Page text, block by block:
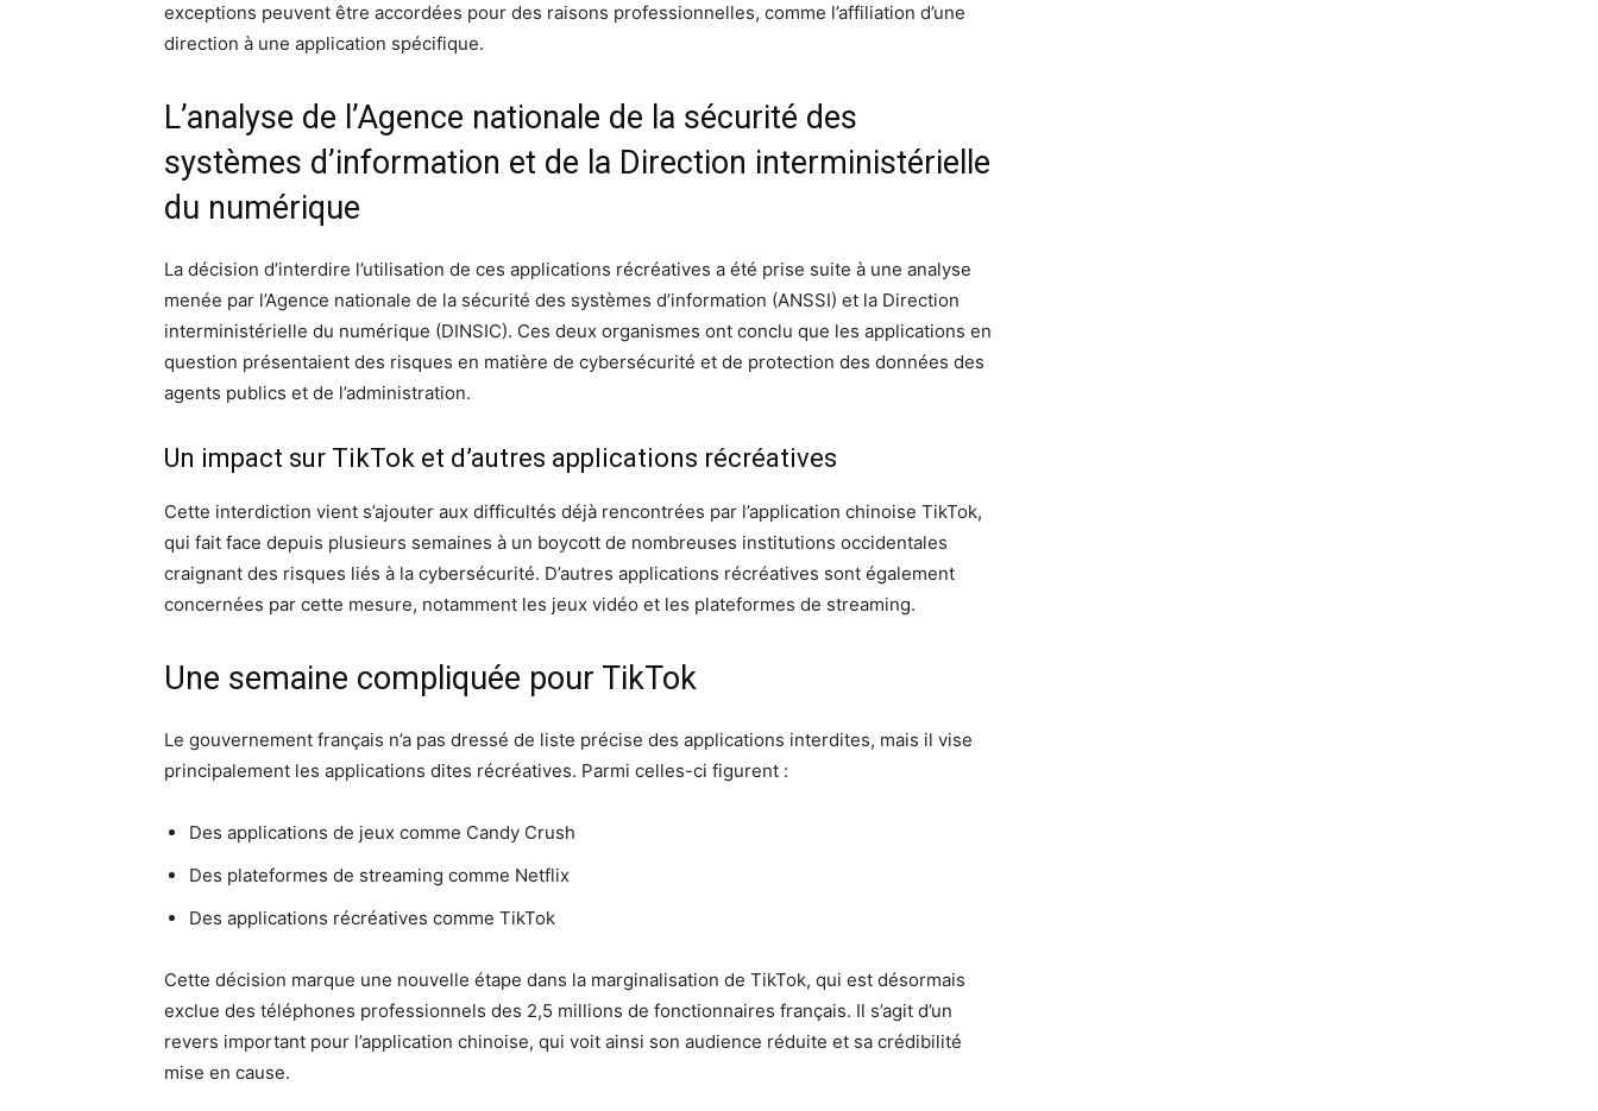
exceptions peuvent être accordées pour des raisons professionnelles, comme l’affiliation d’une
direction à une application spécifique.
L’analyse de l’Agence nationale de la sécurité des
systèmes d’information et de la Direction interministérielle
du numérique
La décision d’interdire l’utilisation de ces applications récréatives a été prise suite à une analyse
menée par l’Agence nationale de la sécurité des systèmes d’information (ANSSI) et la Direction
interministérielle du numérique (DINSIC). Ces deux organismes ont conclu que les applications en
question présentaient des risques en matière de cybersécurité et de protection des données des
agents publics et de l’administration.
Un impact sur TikTok et d’autres applications récréatives
Cette interdiction vient s’ajouter aux difficultés déjà rencontrées par l’application chinoise TikTok,
qui fait face depuis plusieurs semaines à un boycott de nombreuses institutions occidentales
craignant des risques liés à la cybersécurité. D’autres applications récréatives sont également
concernées par cette mesure, notamment les jeux vidéo et les plateformes de streaming.
Une semaine compliquée pour TikTok
Le gouvernement français n’a pas dressé de liste précise des applications interdites, mais il vise
principalement les applications dites récréatives. Parmi celles-ci figurent :
Des applications de jeux comme Candy Crush
Des plateformes de streaming comme Netflix
Des applications récréatives comme TikTok
Cette décision marque une nouvelle étape dans la marginalisation de TikTok, qui est désormais
exclue des téléphones professionnels des 2,5 millions de fonctionnaires français. Il s’agit d’un
revers important pour l’application chinoise, qui voit ainsi son audience réduite et sa crédibilité
mise en cause.